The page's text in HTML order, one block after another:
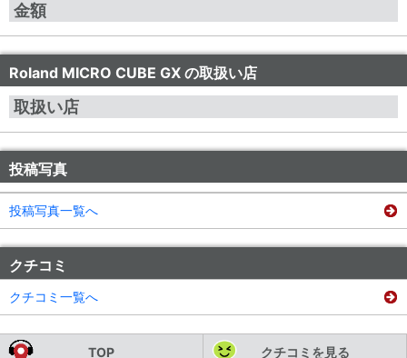
金額
Roland MICRO CUBE GX の取扱い店
取扱い店
投稿写真
投稿写真一覧へ
クチコミ
クチコミ一覧へ
TOP クチコミを見る